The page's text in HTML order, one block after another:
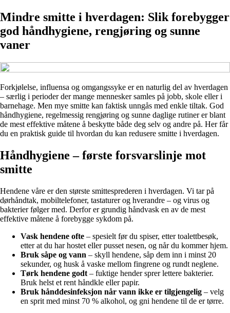
Mindre smitte i hverdagen: Slik forebygger
god håndhygiene, rengjøring og sunne
vaner
Forkjølelse, influensa og omgangssyke er en naturlig del av hverdagen
– særlig i perioder der mange mennesker samles på jobb, skole eller i
barnehage. Men mye smitte kan faktisk unngås med enkle tiltak. God
håndhygiene, regelmessig rengjøring og sunne daglige rutiner er blant
de mest effektive måtene å beskytte både deg selv og andre på. Her får
du en praktisk guide til hvordan du kan redusere smitte i hverdagen.
Håndhygiene – første forsvarslinje mot
smitte
Hendene våre er den største smittesprederen i hverdagen. Vi tar på
dørhåndtak, mobiltelefoner, tastaturer og hverandre – og virus og
bakterier følger med. Derfor er grundig håndvask en av de mest
effektive måtene å forebygge sykdom på.
Vask hendene ofte – spesielt før du spiser, etter toalettbesøk,
etter at du har hostet eller pusset nesen, og når du kommer hjem.
Bruk såpe og vann – skyll hendene, såp dem inn i minst 20
sekunder, og husk å vaske mellom fingrene og rundt neglene.
Tørk hendene godt – fuktige hender sprer lettere bakterier.
Bruk helst et rent håndkle eller papir.
Bruk hånddesinfeksjon når vann ikke er tilgjengelig – velg
en sprit med minst 70 % alkohol, og gni hendene til de er tørre.